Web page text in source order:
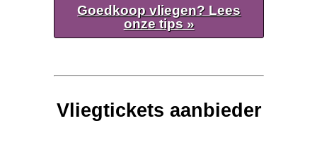
Goedkoop vliegen? Lees
onze tips »
Vliegtickets aanbieder